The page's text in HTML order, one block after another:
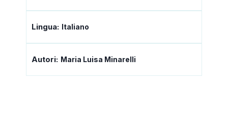
Lingua: Italiano
Autori: Maria Luisa Minarelli